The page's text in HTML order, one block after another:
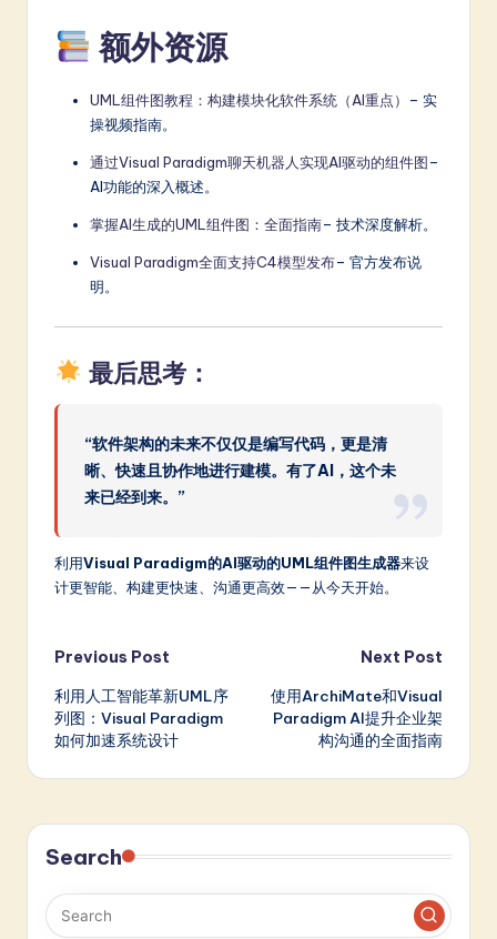
额外资源
UML组件图教程：构建模块化软件系统（AI重点）
– 实
操视频指南。
通过Visual Paradigm聊天机器人实现AI驱动的组件图–
AI功能的深入概述。
掌握AI生成的UML组件图：全面指南– 技术深度解析。
Visual Paradigm全面支持C4模型发布– 官方发布说
明。
最后思考：
“软件架构的未来不仅仅是编写代码，更是清
晰、快速且协作地进行建模。有了AI，这个未
来已经到来。”
利用Visual Paradigm的AI驱动的UML组件图生成器来设
计更智能、构建更快速、沟通更高效——从今天开始。
Post
navigation
Previous Post
利用人工智能革新UML序
列图：Visual Paradigm
如何加速系统设计
Next Post
使用ArchiMate和Visual
Paradigm AI提升企业架
构沟通的全面指南
Search